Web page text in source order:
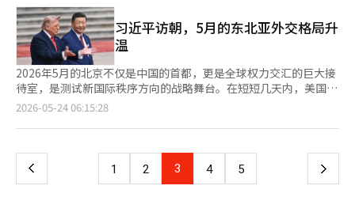
加油支持问题未能成行。经过持续的国防交流恢复协商，今年初在
国防部长会议上达成了恢复训练的共识，并协调了时间。 小泉防
卫大臣表示，"考虑到当前严峻的安全环境，两国合作是必要的"，
并强调"为印太地区的和平与稳定，韩日应积极努力"。美军支持
的"黑暗航行"…部分船只通过霍尔木兹 在伊朗继续封锁霍尔木兹
海峡的情况下，部分船只在关闭自动识别装置（AIS）的情况下，
接受美军的支持，通过海峡进行所谓的"黑暗航行"。《华尔街日
LNG运输船冒险通过霍尔木兹海峡。黑暗航行是指船只将照明降至
最低，并关闭AIS，以减少被伊朗监视和攻击的风险。 然而，关闭
AIS航行使得周围船只难以确定位置，必须依赖雷达。这增加了碰
（40.0%）增长的基础上存在基数效应。”同时，“汽车销售因年
初电动车补贴政策的影响，电动车出货量有所增加。” 投资同样
未能避免下降。设备投资较上月下降3.6%。尽管用于半导体制造
的机械设备投资增长0.5%，但其他运输设备（-11.5%）的投资却
有所减少。数据处认为，飞机进口投资的减少是决定性因素。 建
筑业方面，建筑（-1.5%）和土木（-1.1%）的施工业绩均有所下
降，导致整体建筑业较3月下降1.4%。 目前反映经济状况的综合指
数循环变动值较上月上升0.2点，达到100.2，超过了两个月的基准
为，韩国企业实施车辆限行制度，也是推动企业电动车需求上升的
重要原因。目前，包括三星、SK、现代汽车、LG、韩华等大型企
业在内，至少50余家企业及经济团体正在自主实行车辆限行措施。
由于电动车被排除在限行范围之外，企业在安排公务车辆时也更倾
向优先使用电动车。 不仅是租赁市场，韩国新车与二手车市场的
电动车销量也同步增长。数据显示，今年3月至4月韩国新注册电动
车数量达到8.2459万辆，较1月至2月增长98.7%。今年4月，电动
车在韩国新注册汽车中的占比也首次突破25%。 二手车市场方
面，韩国3月至4月二手电动车实际交易量同比增长40.7%。不过，
遍认为，在国际油价维持高位、企业节能需求增加背景下，韩国电
动车市场短期内仍有望保持增长趋势。
现电池供应链自主化为目标，持续推进大规模投资，但在中国低价
电池攻势、盈利能力恶化及投资环境收缩等多重因素影响下，其本
土产业竞争力正面临明显瓶颈。 业内普遍认为，欧洲本土企业接
连倒下，将进一步加剧韩国与中国企业之间的市场争夺。对于欧洲
整车制造商而言，未来势必更加依赖具备稳定量产与大规模供应能
力的韩国和中国电池企业。 与此同时，随着欧洲EV市场复苏速度
加快，当地市场先发优势之争也趋于白热化。根据欧洲汽车工业协
会（ACEA）发布的数据，今年第一季度欧盟（EU）纯电动汽车
（BEV）注册量达54.69万辆，同比增长32.5%；其在整体汽车市
色列对伊朗发动空袭、国际油价于3月快速上涨后，欧洲EV销量增
长势头进一步增强。今年3月，欧盟BEV注册量达23.45万辆，较去
习近平访朝，5月的东北亚外交格局升
温
2026年5月的北京不仅是中国的首都，更是全球权力交汇的巨大接
待室，是测试新国际秩序方向的战略舞台。在短短几天内，美国总
统唐纳德·特朗普和俄罗斯总统弗拉基米尔·普京相继访问北京。
国的接触。世界正再次向北京聚焦。这一场景不仅仅是一次外交事
几何时，世界的中心是伦敦，随后是纽约和华盛顿，成为金融、军
事、工业和文明的重心。然而，随着21世纪中叶的到来，全球经济
2026-05-24 06:15:28
上
页
1 2 3 4 5 下